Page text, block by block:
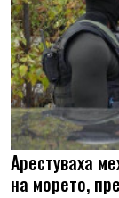
Арестуваха
на морето,